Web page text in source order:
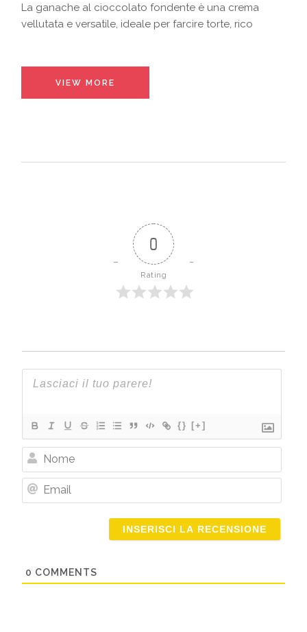
La ganache al cioccolato fondente è una crema
vellutata e versatile, ideale per farcire torte, rico
VIEW MORE
0
Rating
{} [+]
Nome
0 COMMENTS